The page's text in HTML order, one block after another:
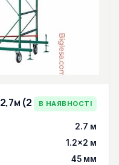
(2
В НАЯВНОСТІ
2.7 м
1.2×2 м
45 мм